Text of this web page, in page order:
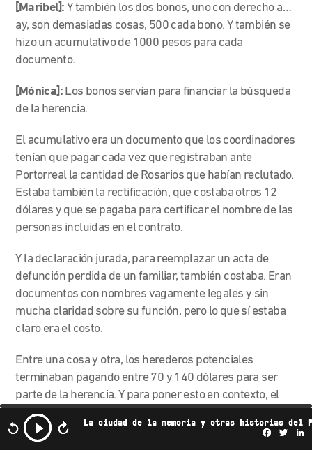
La ciudad de la memoria y otras historias del
[Maribel]: Y también los dos bonos, uno con derecho a…
ay, son demasiadas cosas, 500 cada bono. Y también se
hizo un acumulativo de 1000 pesos para cada
documento.
[Mónica]: Los bonos servían para financiar la búsqueda
de la herencia.
El acumulativo era un documento que los coordinadores
tenían que pagar cada vez que registraban ante
Portorreal la cantidad de Rosarios que habían reclutado.
Estaba también la rectificación, que costaba otros 12
dólares y que se pagaba para certificar el nombre de las
personas incluidas en el contrato.
Y la declaración jurada, para reemplazar un acta de
defunción perdida de un familiar, también costaba. Eran
documentos con nombres vagamente legales y sin
mucha claridad sobre su función, pero lo que sí estaba
claro era el costo.
Entre una cosa y otra, los herederos potenciales
terminaban pagando entre 70 y 140 dólares para ser
parte de la herencia. Y para poner esto en contexto, el
salario mínimo mensual en República Dominicana, en
esa época, era de poco más de 200 dólares. Maribel